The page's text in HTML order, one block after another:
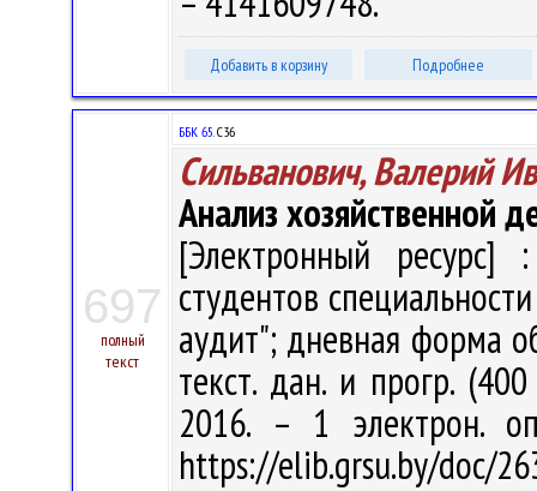
Добавить в корзину Подробнее
697
полный
текст
ББК 65.С36
Сильванович, Валерий
Анализ хозяйственной
[Электронный ресурс]
студентов
аудит"; дневная форма
текст. дан. и прогр.
2016. – 1 электрон.
https://elib.grsu.by/doc/